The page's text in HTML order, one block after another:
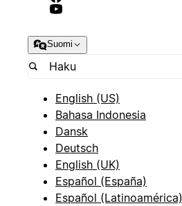
Suomi
English (US)
Bahasa Indonesia
Dansk
Deutsch
English (UK)
Español (España)
Español (Latinoamérica)